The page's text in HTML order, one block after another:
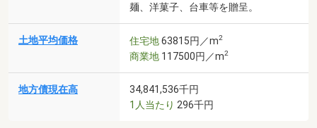
麺、洋菓子、台車等を贈呈。
土地平均価格 住宅地63815円／m2
商業地 117500円／m2
地方債現在高
34,841,536千円
1人当たり 296千円